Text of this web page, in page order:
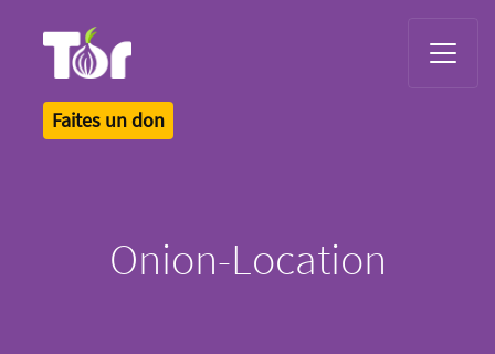
Faites un don
Onion-Location